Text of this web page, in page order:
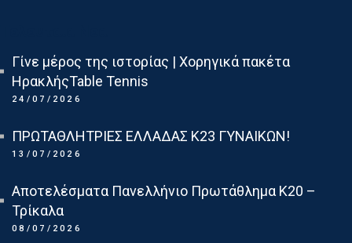
Γίνε μέρος της ιστορίας | Χορηγικά πακέτα
ΗρακλήςTable Tennis
24/07/2026
ΠΡΩΤΑΘΛΗΤΡΙΕΣ ΕΛΛΑΔΑΣ Κ23 ΓΥΝΑΙΚΩΝ!
13/07/2026
Αποτελέσματα Πανελλήνιο Πρωτάθλημα Κ20 –
Τρίκαλα
08/07/2026